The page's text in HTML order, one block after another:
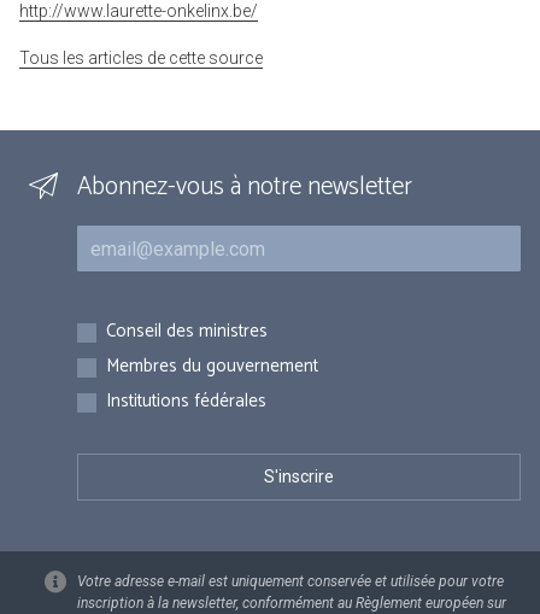
http://www.laurette-onkelinx.be/
Tous les articles de cette source
Abonnez-vous à notre newsletter
Courriel
Inscriptions
Conseil des ministres
Membres du gouvernement
Institutions fédérales
Votre adresse e-mail est uniquement conservée et utilisée pour votre
inscription à la newsletter, conformément au Règlement européen sur